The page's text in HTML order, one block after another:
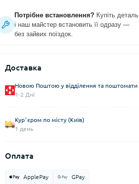
Потрібне встановлення?Купіть деталь
і наш майстер встановить її одразу —
без зайвих поїздок.
Доставка
Новою Поштою у відділення та поштомати
1-2 Дні
Курʼєром по місту (Київ)
1 день
Оплата
ApplePay GPay